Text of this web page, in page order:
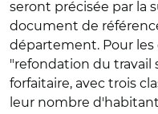
seront précisée par la
document de
département. Pour les
"refondation du travail
forfaitaire, avec trois
leur nombre